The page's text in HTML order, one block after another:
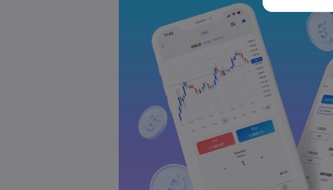
Regno Unito al centro della scena
Indici
Markets.com Support Team 2025 Jul 05, 21:00
La prossima settimana: l'attenzione della politica
RBA e sulla RBNZ
Indici